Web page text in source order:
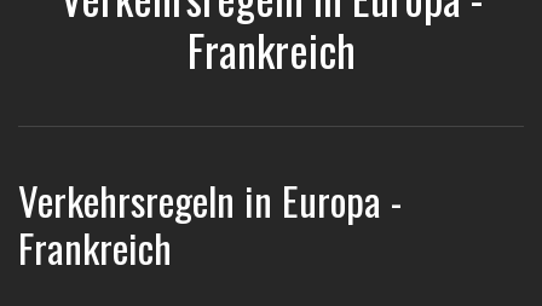
Frankreich
Verkehrsregeln in Europa -
Frankreich